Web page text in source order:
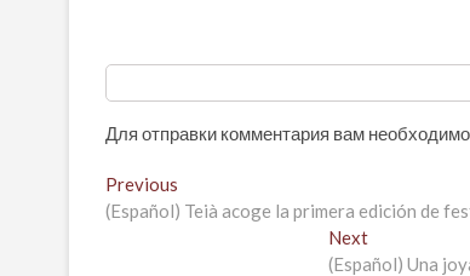
Для отправки комментария вам необходимо
Навигация
по
Previous
post:
(Español) Teià acoge la primera edición de
NextNext
post:
(Español) Una